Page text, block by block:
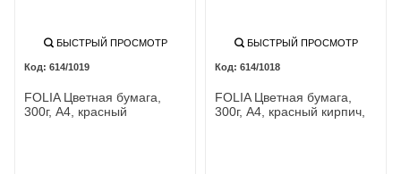
БЫСТРЫЙ ПРОСМОТР
614/1019
FOLIA Цветная бумага,
300г, A4, красный
БЫСТРЫЙ ПРОСМОТР
614/1018
FOLIA Цветная бумага,
300г, A4, красный кирпич,